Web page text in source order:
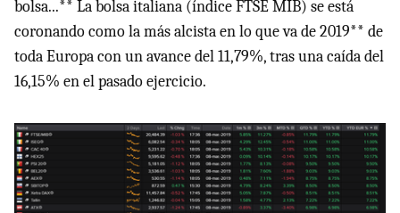
bolsa...** La bolsa italiana (índice FTSE MIB) se está
coronando como la más alcista en lo que va de 2019** de
toda Europa con un avance del 11,79%, tras una caída del
16,15% en el pasado ejercicio.